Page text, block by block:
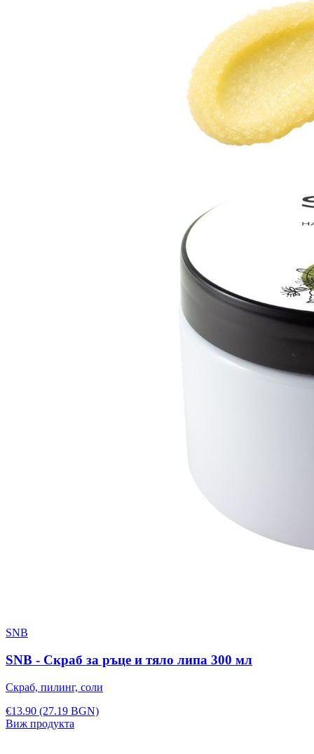
SNB
SNB - Скраб за ръце и тяло липа 300 мл
Скраб, пилинг, соли
€13.90 (27.19 BGN)
Виж продукта